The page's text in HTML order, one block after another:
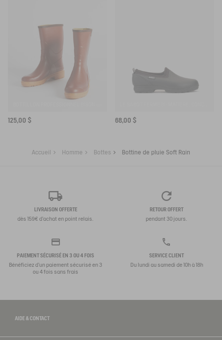
125,00 $ 68,00 $
Accueil Homme Bottes Bottine de pluie Soft Rain
LIVRAISON OFFERTE
dès 159€ d'achat en point relais.
RETOUR OFFERT
pendant 30 jours.
PAIEMENT SÉCURISÉ EN 3 OU 4 FOIS
Bénéficiez d'un paiement sécurisé en 3
ou 4 fois sans frais
SERVICE CLIENT
Du lundi au samedi de 10h à 18h
AIDE & CONTACT